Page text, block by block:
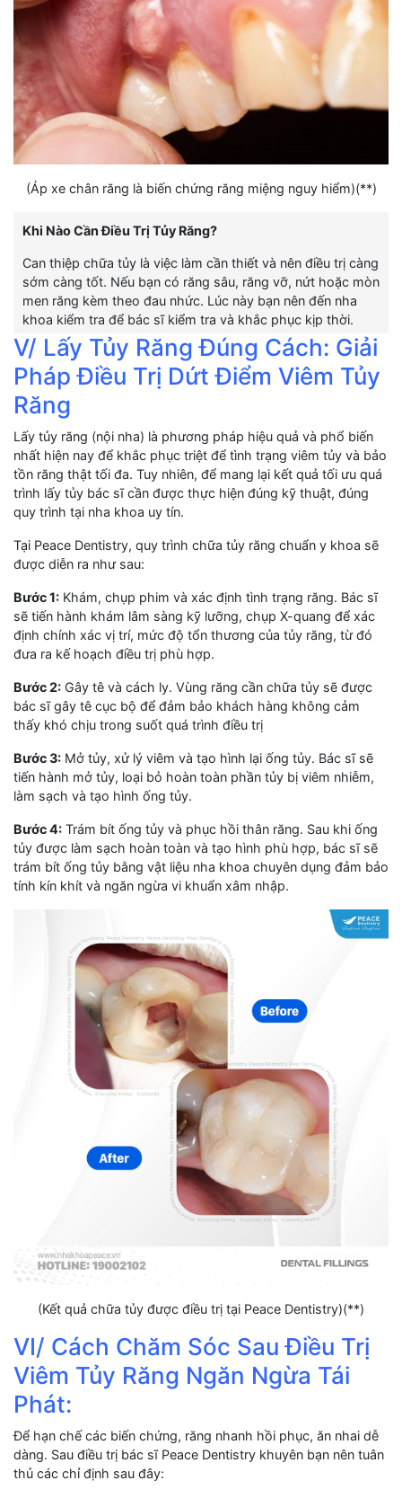
(Áp xe chân răng là biến chứng răng miệng nguy hiểm)(**)
Khi Nào Cần Điều Trị Tủy Răng?
Can thiệp chữa tủy là việc làm cần thiết và nên điều trị càng
sớm càng tốt. Nếu bạn có răng sâu, răng vỡ, nứt hoặc mòn
men răng kèm theo đau nhức. Lúc này bạn nên đến nha
khoa kiểm tra để bác sĩ kiểm tra và khắc phục kịp thời.
V/ Lấy Tủy Răng Đúng Cách: Giải
Pháp Điều Trị Dứt Điểm Viêm Tủy
Răng
Lấy tủy răng (nội nha) là phương pháp hiệu quả và phổ biến
nhất hiện nay để khắc phục triệt để tình trạng viêm tủy và bảo
tồn răng thật tối đa. Tuy nhiên, để mang lại kết quả tối ưu quá
trình lấy tủy bác sĩ cần được thực hiện đúng kỹ thuật, đúng
quy trình tại nha khoa uy tín.
Tại Peace Dentistry, quy trình chữa tủy răng chuẩn y khoa sẽ
được diễn ra như sau:
Bước 1: Khám, chụp phim và xác định tình trạng răng. Bác sĩ
sẽ tiến hành khám lâm sàng kỹ lưỡng, chụp X-quang để xác
định chính xác vị trí, mức độ tổn thương của tủy răng, từ đó
đưa ra kế hoạch điều trị phù hợp.
Bước 2: Gây tê và cách ly. Vùng răng cần chữa tủy sẽ được
bác sĩ gây tê cục bộ để đảm bảo khách hàng không cảm
thấy khó chịu trong suốt quá trình điều trị
Bước 3: Mở tủy, xử lý viêm và tạo hình lại ống tủy. Bác sĩ sẽ
tiến hành mở tủy, loại bỏ hoàn toàn phần tủy bị viêm nhiễm,
làm sạch và tạo hình ống tủy.
Bước 4: Trám bít ống tủy và phục hồi thân răng. Sau khi ống
tủy được làm sạch hoàn toàn và tạo hình phù hợp, bác sĩ sẽ
trám bít ống tủy bằng vật liệu nha khoa chuyên dụng đảm bảo
tính kín khít và ngăn ngừa vi khuẩn xâm nhập.
(Kết quả chữa tủy được điều trị tại Peace Dentistry)(**)
VI/ Cách Chăm Sóc Sau Điều Trị
Viêm Tủy Răng Ngăn Ngừa Tái
Phát:
Để hạn chế các biến chứng, răng nhanh hồi phục, ăn nhai dễ
dàng. Sau điều trị bác sĩ Peace Dentistry khuyên bạn nên tuân
thủ các chỉ định sau đây: